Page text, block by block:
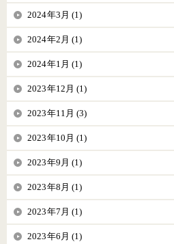
2024年3月 (1)
2024年2月 (1)
2024年1月 (1)
2023年12月 (1)
2023年11月 (3)
2023年10月 (1)
2023年9月 (1)
2023年8月 (1)
2023年7月 (1)
2023年6月 (1)